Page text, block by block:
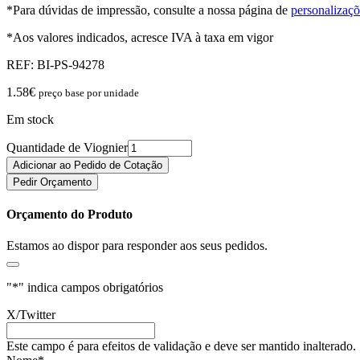
*Para dúvidas de impressão, consulte a nossa página de
*Aos valores indicados, acresce IVA à taxa em vigor
REF: BI-PS-94278
1.58€ preço base por unidade
Em stock
Quantidade de Viognier
Adicionar ao Pedido de Cotação
Pedir Orçamento
Orçamento do Produto
Estamos ao dispor para responder aos seus pedidos.
"*" indica campos obrigatórios
X/Twitter
Este campo é para efeitos de validação e deve ser mantido inalterado.